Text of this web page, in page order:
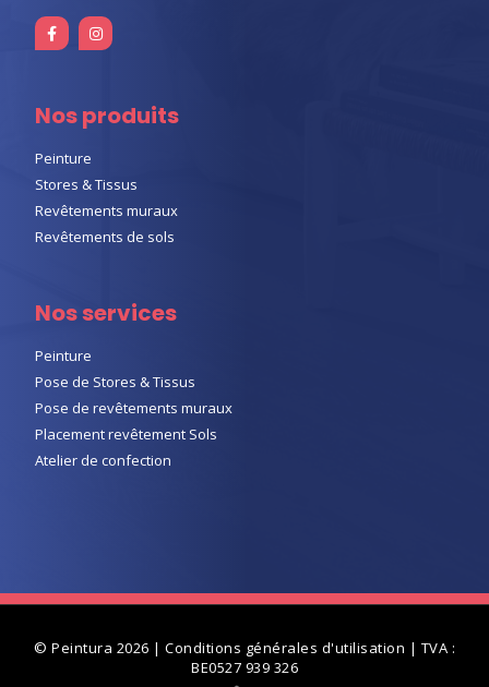
Nos produits
Peinture
Stores & Tissus
Revêtements muraux
Revêtements de sols
Nos services
Peinture
Pose de Stores & Tissus
Pose de revêtements muraux
Placement revêtement Sols
Atelier de confection
© Peintura 2026 | Conditions générales d'utilisation | TVA :
BE0527 939 326